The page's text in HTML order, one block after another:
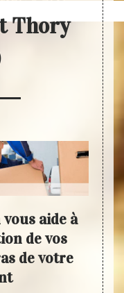
Thory
aide à
de vos
de votre
Il